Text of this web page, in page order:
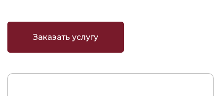
Заказать услугу